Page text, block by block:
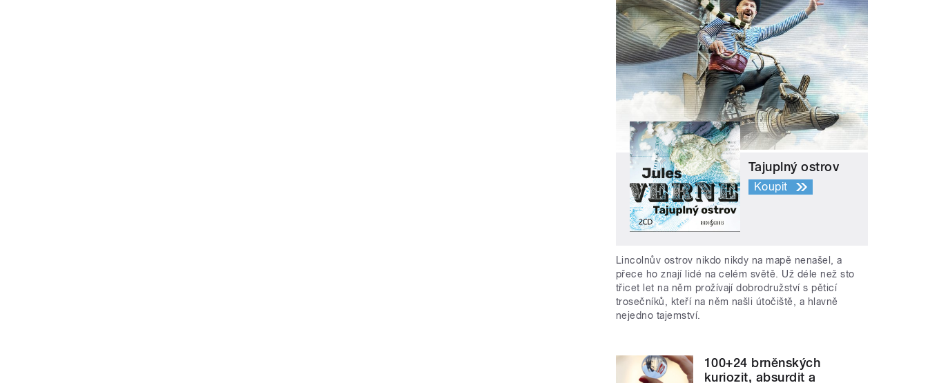
Tajuplný ostrov
Koupit
Lincolnův ostrov nikdo nikdy na mapě nenašel, a
přece ho znají lidé na celém světě. Už déle než sto
třicet let na něm prožívají dobrodružství s pěticí
trosečníků, kteří na něm našli útočiště, a hlavně
nejedno tajemství.
100+24 brněnských
kuriozit, absurdit a